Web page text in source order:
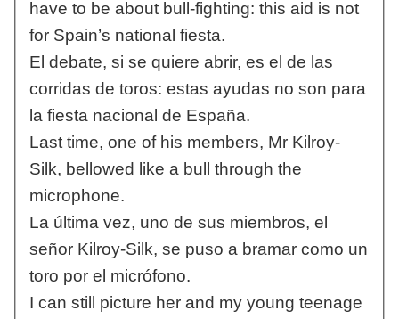
have to be about bull-fighting: this aid is not
for Spain’s national fiesta.
El debate, si se quiere abrir, es el de las
corridas de toros: estas ayudas no son para
la fiesta nacional de España.
Last time, one of his members, Mr Kilroy-
Silk, bellowed like a bull through the
microphone.
La última vez, uno de sus miembros, el
señor Kilroy-Silk, se puso a bramar como un
toro por el micrófono.
I can still picture her and my young teenage